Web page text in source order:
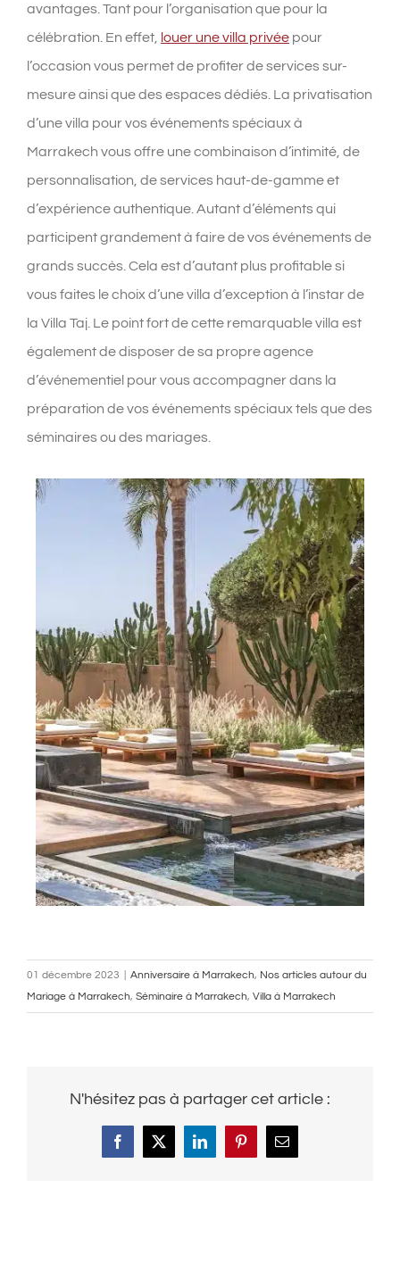
avantages. Tant pour l’organisation que pour la
célébration. En effet,
louer une villa privéepour
l’occasion vous permet de profiter de services sur-
mesure ainsi que des espaces dédiés. La privatisation
d’une villa pour vos événements spéciaux à
Marrakech vous offre une combinaison d’intimité, de
personnalisation, de services haut-de-gamme et
d’expérience authentique. Autant d’éléments qui
participent grandement à faire de vos événements de
grands succès. Cela est d’autant plus profitable si
vous faites le choix d’une villa d’exception à l’instar de
la Villa Taj. Le point fort de cette remarquable villa est
également de disposer de sa propre agence
d’événementiel pour vous accompagner dans la
préparation de vos événements spéciaux tels que des
séminaires ou des mariages.
01 décembre 2023 Anniversaire à Marrakech, Nos articles autour du
Mariage à Marrakech, Séminaire à Marrakech, Villa à Marrakech
N'hésitez pas à partager cet article :
Facebook
X LinkedInPinterestEmail